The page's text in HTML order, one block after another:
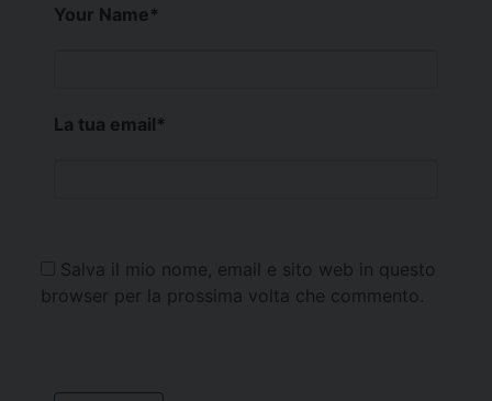
Your Name*
La tua email*
Salva il mio nome, email e sito web in questo
browser per la prossima volta che commento.